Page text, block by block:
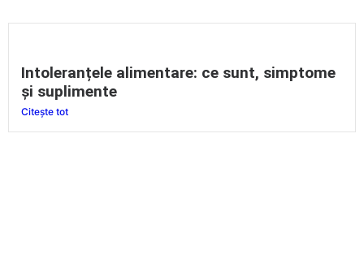
Intoleranțele alimentare: ce sunt, simptome
și suplimente
Citește tot